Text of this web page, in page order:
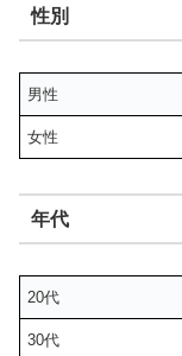
性別
男性
女性
年代
20代
30代